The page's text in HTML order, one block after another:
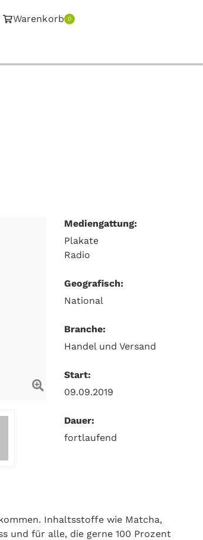
Warenkorb 0
Mediengattung:
Plakate
Radio
Geografisch:
National
Branche:
Handel und Versand
Start:
09.09.2019
Dauer:
fortlaufend
Inhaltsstoffe wie Matcha,
und für alle, die gerne 100 Prozent